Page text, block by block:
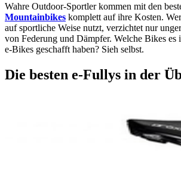
Wahre Outdoor-Sportler kommen mit den
Mountainbikes komplett auf ihre Kosten.
auf sportliche Weise nutzt, verzichtet nur
von Federung und Dämpfer. Welche Bikes es
e-Bikes geschafft haben? Sieh selbst.
Die besten e-Fullys in der